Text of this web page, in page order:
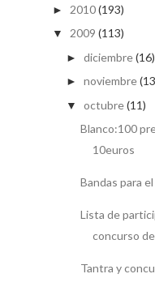
► 2010(193)
▼ 2009 (113)
► diciembre(16)
► noviembre
▼ octubre(11)
Blanco:100
10euros
Bandas para
Lista de
concurso
Tantra y